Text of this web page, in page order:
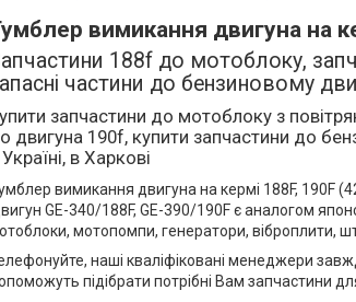
вимикання двигуна на
188f до мотоблоку,
частини до бензиновому
запчастини до мотоблоку з
двигуна 190f, купити запчастини до
в Харкові
вимикання двигуна на кермі 188F, 190F
GE-340/188F, GE-390/190F є аналогом
мотопомпи, генератори, віброплити,
наші кваліфіковані менеджери
підібрати потрібні Вам запчастини